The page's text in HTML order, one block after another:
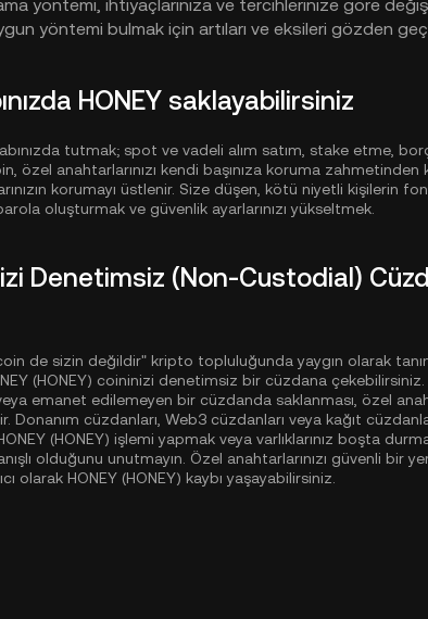
yöntemi, ihtiyaçlarınıza ve tercihlerinize göre
yöntemi bulmak için artıları ve eksileri gözden
HONEY saklayabilirsiniz
tutmak; spot ve vadeli alım satım, stake etme,
özel anahtarlarınızı kendi başınıza koruma zahmetinden
korumayı üstlenir. Size düşen, kötü niyetli kişilerin
oluşturmak ve güvenlik ayarlarınızı yükseltmek.
Denetimsiz (Non-Custodial)
de sizin değildir" kripto topluluğunda yaygın olarak
(HONEY) coininizi denetimsiz bir cüzdana çekebilirsiniz.
emanet edilemeyen bir cüzdanda saklanması, özel
Donanım cüzdanları, Web3 cüzdanları veya kağıt
(HONEY) işlemi yapmak veya varlıklarınız boşta
olduğunu unutmayın. Özel anahtarlarınızı güvenli bir
olarak HONEY (HONEY) kaybı yaşayabilirsiniz.